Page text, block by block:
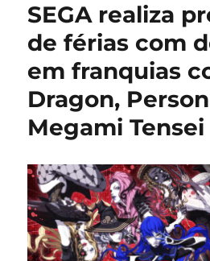
SEGA realiza
de férias com
em franquias
Dragon,
Megami Tensei